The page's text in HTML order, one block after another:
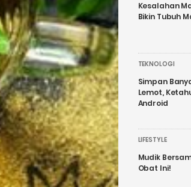
Kesalahan
Bikin Tubuh
TEKNOLOGI
Simpan
Lemot,
Android
LIFESTYLE
Mudik
Obat Ini!